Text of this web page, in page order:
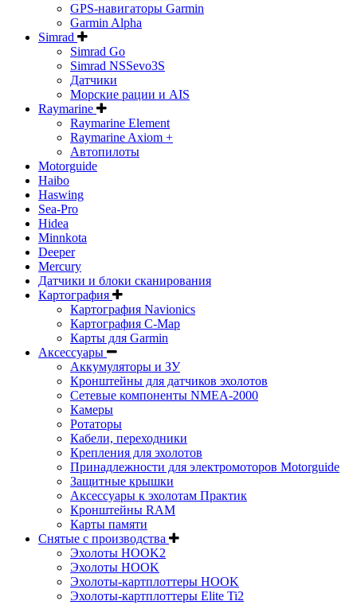
GPS-навигаторы Garmin
Garmin Alpha
Simrad
Simrad Go
Simrad NSSevo3S
Датчики
Морские рации и AIS
Raymarine
Raymarine Element
Raymarine Axiom +
Автопилоты
Motorguide
Haibo
Haswing
Sea-Pro
Hidea
Minnkota
Deeper
Mercury
Датчики и блоки сканирования
Картография
Картография Navionics
Картография C-Map
Карты для Garmin
Аксессуары
Аккумуляторы и ЗУ
Кронштейны для датчиков эхолотов
Сетевые компоненты NMEA-2000
Камеры
Ротаторы
Кабели, переходники
Крепления для эхолотов
Принадлежности для электромоторов Motorguide
Защитные крышки
Аксессуары к эхолотам Практик
Кронштейны RAM
Карты памяти
Снятые с производства
Эхолоты HOOK2
Эхолоты HOOK
Эхолоты-картплоттеры HOOK
Эхолоты-картплоттеры Elite Ti2